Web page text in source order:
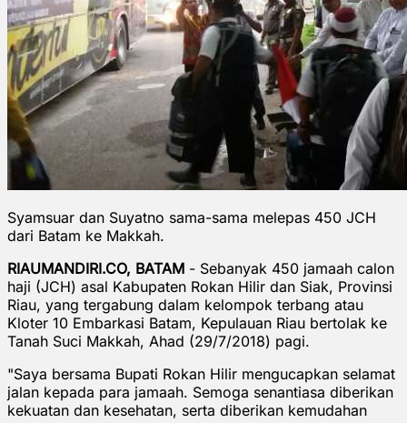
Syamsuar dan Suyatno sama-sama melepas 450 JCH
dari Batam ke Makkah.
RIAUMANDIRI.CO, BATAM - Sebanyak 450 jamaah calon
haji (JCH) asal Kabupaten Rokan Hilir dan Siak, Provinsi
Riau, yang tergabung dalam kelompok terbang atau
Kloter 10 Embarkasi Batam, Kepulauan Riau bertolak ke
Tanah Suci Makkah, Ahad (29/7/2018) pagi.
"Saya bersama Bupati Rokan Hilir mengucapkan selamat
jalan kepada para jamaah. Semoga senantiasa diberikan
kekuatan dan kesehatan, serta diberikan kemudahan